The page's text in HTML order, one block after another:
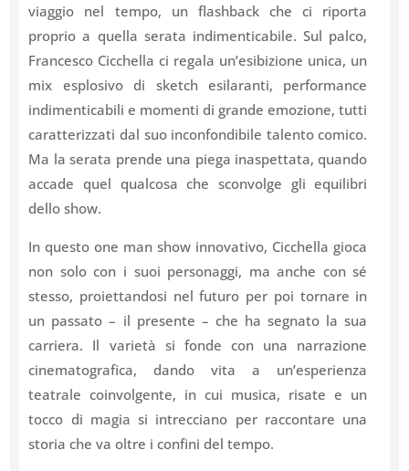
viaggio nel tempo, un flashback che ci riporta
proprio a quella serata indimenticabile. Sul palco,
Francesco Cicchella ci regala un’esibizione unica, un
mix esplosivo di sketch esilaranti, performance
indimenticabili e momenti di grande emozione, tutti
caratterizzati dal suo inconfondibile talento comico.
Ma la serata prende una piega inaspettata, quando
accade quel qualcosa che sconvolge gli equilibri
dello show.
In questo one man show innovativo, Cicchella gioca
non solo con i suoi personaggi, ma anche con sé
stesso, proiettandosi nel futuro per poi tornare in
un passato – il presente – che ha segnato la sua
carriera. Il varietà si fonde con una narrazione
cinematografica, dando vita a un’esperienza
teatrale coinvolgente, in cui musica, risate e un
tocco di magia si intrecciano per raccontare una
storia che va oltre i confini del tempo.